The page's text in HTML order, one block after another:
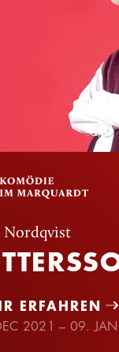
Nordqvist
ERFAHREN
2021 – 09.